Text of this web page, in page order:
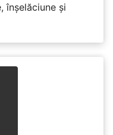
înșelăciune și